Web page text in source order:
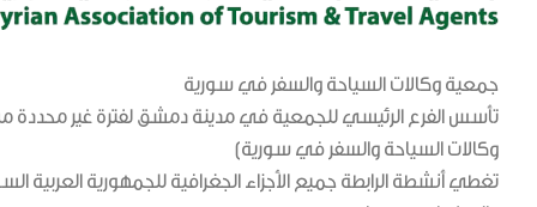
جمعية وكالات السياحة والسفر في سورية
تأسس الفرع الرئيسي للجمعية في مدينة دمشق لفترة غير محددة
وكالات السياحة والسفر في سورية)
تغطي أنشطة الرابطة جميع الأجزاء الجغرافية للجمهورية العربية